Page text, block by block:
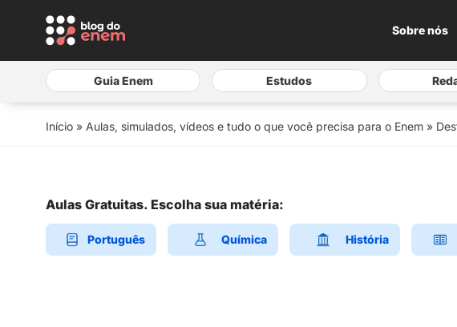
Sobre nós
Guia Enem Estudos
Início » Aulas, simulados, vídeos e tudo o que você precisa para o Enem »
Aulas Gratuitas. Escolha sua matéria:
Português Química História